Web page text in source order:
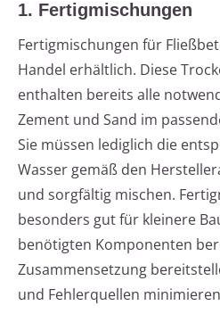
1. Fertigmischungen
Fertigmischungen für
Handel erhältlich. Diese
enthalten bereits alle
Zement und Sand im
Sie müssen lediglich die
Wasser gemäß den
und sorgfältig mischen.
besonders gut für kleinere
benötigten Komponenten
Zusammensetzung
und Fehlerquellen